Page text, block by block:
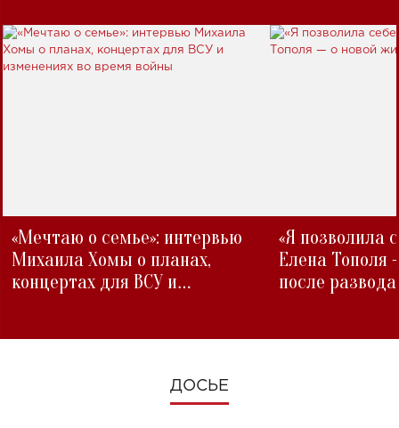
«Мечтаю о семье»: интервью
Михаила Хомы о планах,
концертах для ВСУ и
«Я позволила
Елена Тополя
после развода
ДОСЬЕ